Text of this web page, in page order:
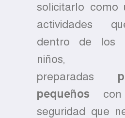
solicitarlo como
actividades
dentro de los
niños,
preparadas
pequeños
seguridad que